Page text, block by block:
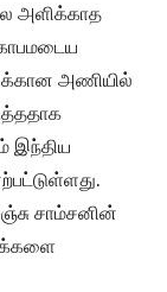
அளிக்காத
அணியில்
இந்திய
சாம்சனின்